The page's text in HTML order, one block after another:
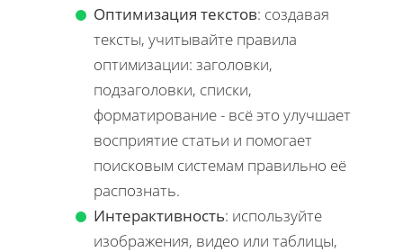
Оптимизация текстов: создавая
тексты, учитывайте правила
оптимизации: заголовки,
подзаголовки, списки,
форматирование - всё это улучшает
восприятие статьи и помогает
поисковым системам правильно её
распознать.
Интерактивность: используйте
изображения, видео или таблицы,